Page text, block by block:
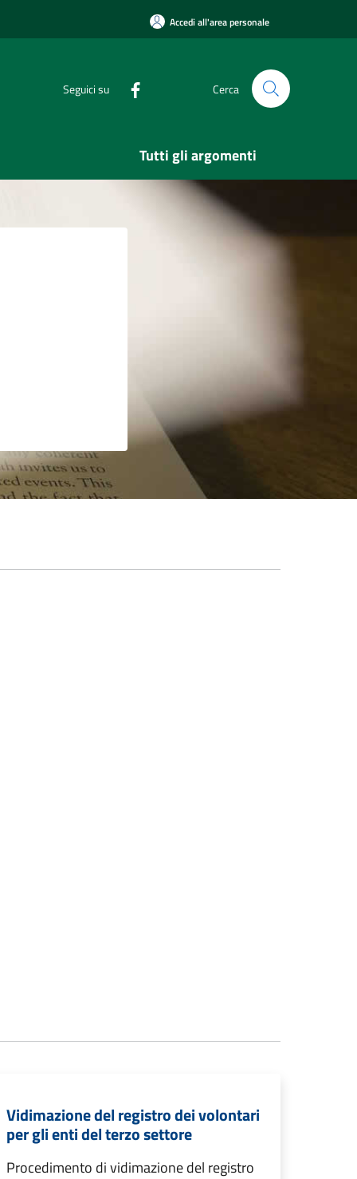
Accedi all'area personale
Seguici su Cerca
Tutti gli argomenti
Vidimazione del registro dei volontari
per gli enti del terzo settore
Procedimento di vidimazione del registro